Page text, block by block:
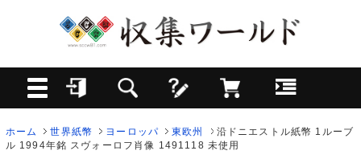
ホーム 世界紙幣 ヨーロッパ 東欧州
沿ドニエストル紙幣 1ルーブ
ル 1994年銘 スヴォーロフ肖像 1491118 未使用